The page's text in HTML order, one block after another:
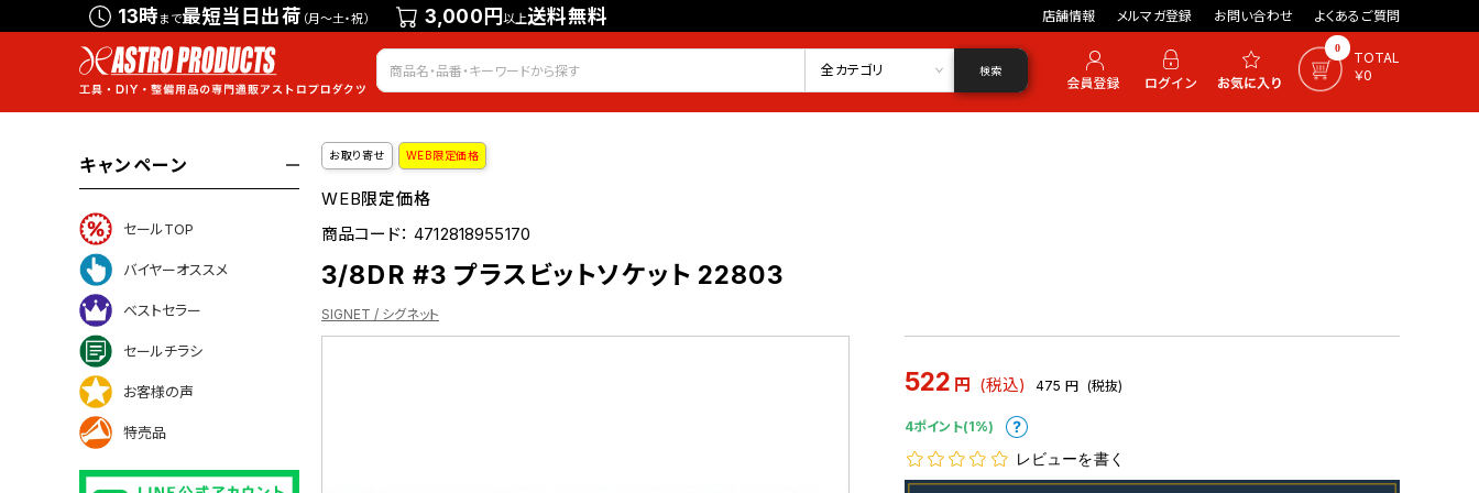
13時まで最短当日出荷 （月～土・祝） 3,000円以上送料無料 店舗情報 メルマガ登録 お問い合わせ よくあるご質問
会員登録 ログイン お気に入り 0
TOTAL
￥0
全カテゴリ 検索
キャンペーン
セールTOP
バイヤーオススメ
ベストセラー
セールチラシ
お客様の声
特売品
お取り寄せ WEB限定価格
WEB限定価格
商品コード：4712818955170
3/8DR #3 プラスビットソケット 22803
SIGNET / シグネット
522 円 (税込) 475 円 (税抜)
4ポイント(1%)
レビューを書く